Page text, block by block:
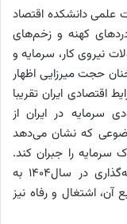
علمی دانشکده اقتصاد
کهنه و زخم‌های
نیروی کار، سرمایه و
حجت میرزایی اظهار
ایران تقریبا
سرمایه در ایران از
موضوعی که نشان می‌دهد
سرمایه را جبران کند.
علاوه بر این، رشد منفی ۱۲.۵درصدی سرمایه‌گذاری در سال۱۴۰۴ به
اشتغال و رفاه نیز